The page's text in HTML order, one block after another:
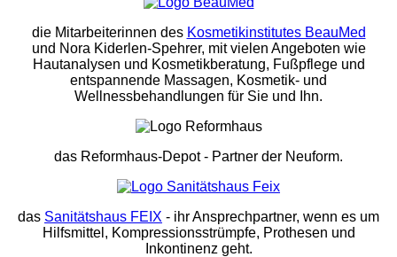
die Mitarbeiterinnen des Kosmetikinstitutes BeauMed
und Nora Kiderlen-Spehrer, mit vielen Angeboten wie
Hautanalysen und Kosmetikberatung, Fußpflege und
entspannende Massagen, Kosmetik- und
Wellnessbehandlungen für Sie und Ihn.
das Reformhaus-Depot- Partner der Neuform.
das Sanitätshaus FEIX - ihr Ansprechpartner, wenn es um
Hilfsmittel, Kompressionsstrümpfe, Prothesen und
Inkontinenz geht.